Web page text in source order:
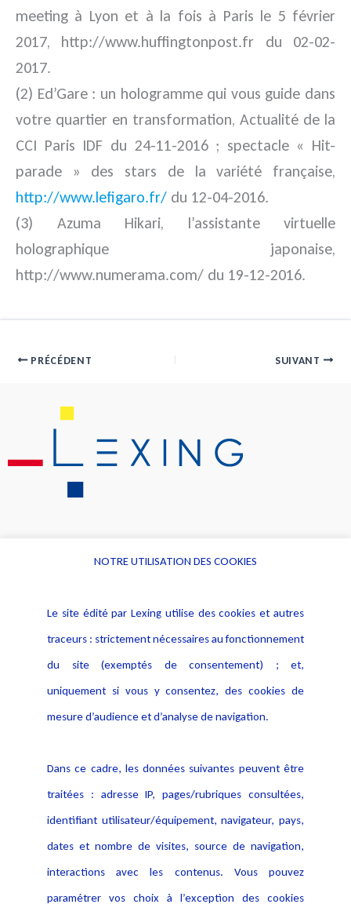
meeting à Lyon et à la fois à Paris le 5 février
2017, http://www.huffingtonpost.fr du 02-02-
2017.
(2) Ed’Gare : un hologramme qui vous guide dans
votre quartier en transformation, Actualité de la
CCI Paris IDF du 24-11-2016 ; spectacle « Hit-
parade » des stars de la variété française,
http://www.lefigaro.fr/ du 12-04-2016.
(3) Azuma Hikari, l’assistante virtuelle
holographique japonaise,
http://www.numerama.com/ du 19-12-2016.
PRÉCÉDENT SUIVANT
Alerte professionnelle
Déclaration d'accessibilité
Notice Légale
Politique de protection des
données
Publications
NOTRE UTILISATION DES COOKIES
Le site édité par Lexing utilise des cookies et autres
traceurs : strictement nécessaires au fonctionnement
du site (exemptés de consentement) ; et,
uniquement si vous y consentez, des cookies de
mesure d’audience et d’analyse de navigation.
Dans ce cadre, les données suivantes peuvent être
traitées : adresse IP, pages/rubriques consultées,
identifiant utilisateur/équipement, navigateur, pays,
dates et nombre de visites, source de navigation,
interactions avec les contenus. Vous pouvez
paramétrer vos choix à l’exception des cookies